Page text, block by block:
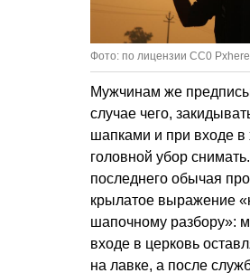
Фото: по лицензии CC0
Мужчинам же
случае чего,
шапками и при входе в
головной убор
последнего обычая
крылатое выражение
шапочному разбору»:
входе в церковь
на лавке, а после